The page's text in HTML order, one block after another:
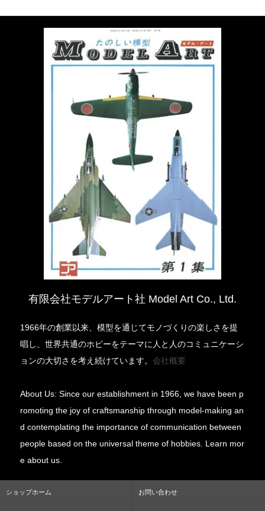
有限会社モデルアート社 Model Art Co., Ltd.
1966年の創業以来、模型を通じてモノづくりの楽しさを提
唱し、世界共通のホビーをテーマに人と人のコミュニケーシ
ョンの大切さを考え続けています。会社概要
About Us: Since our establishment in 1966, we have been p
romoting the joy of craftsmanship through model-making an
d contemplating the importance of communication between
people based on the universal theme of hobbies. Learn mor
e about us.
ショップホーム お問い合わせ